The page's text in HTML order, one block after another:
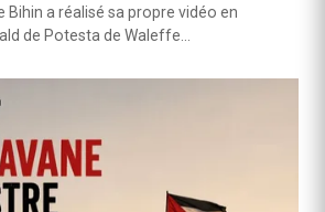
a réalisé sa propre vidéo en
de Potesta de Waleffe…